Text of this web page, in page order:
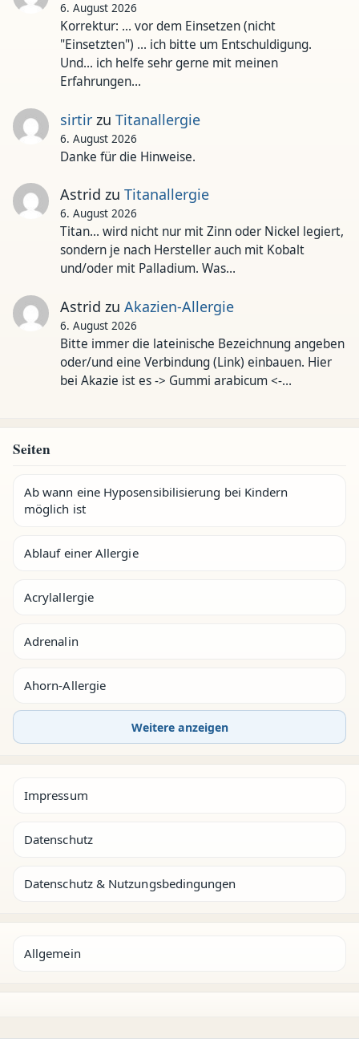
6. August 2026
Korrektur: ... vor dem Einsetzen (nicht
"Einsetzten") ... ich bitte um Entschuldigung.
Und... ich helfe sehr gerne mit meinen
Erfahrungen…
sirtirzu Titanallergie
6. August 2026
Danke für die Hinweise.
Astrid zu Titanallergie
6. August 2026
Titan... wird nicht nur mit Zinn oder Nickel legiert,
sondern je nach Hersteller auch mit Kobalt
und/oder mit Palladium. Was…
Astrid zu Akazien-Allergie
6. August 2026
Bitte immer die lateinische Bezeichnung angeben
oder/und eine Verbindung (Link) einbauen. Hier
bei Akazie ist es -> Gummi arabicum <-…
Seiten
Ab wann eine Hyposensibilisierung bei Kindern
möglich ist
Ablauf einer Allergie
Acrylallergie
Adrenalin
Ahorn-Allergie
Weitere anzeigen
Impressum
Datenschutz
Datenschutz & Nutzungsbedingungen
Allgemein